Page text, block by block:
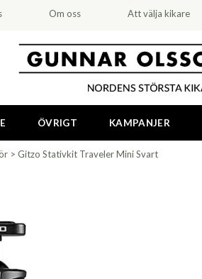
Om oss Att välja kikare
ÖVRIGT KAMPANJER
> Gitzo Stativkit Traveler Mini Svart